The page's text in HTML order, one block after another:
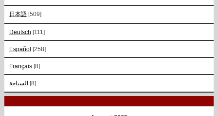
日本語 [509]
Deutsch [111]
Español [258]
Français [8]
السياحة [8]